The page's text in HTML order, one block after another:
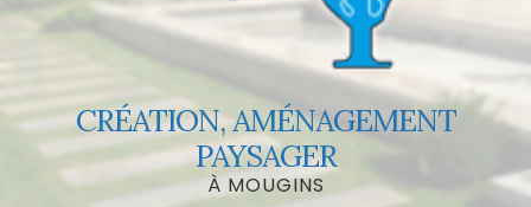
CRÉATION, AMÉNAGEMENT
PAYSAGER
À MOUGINS